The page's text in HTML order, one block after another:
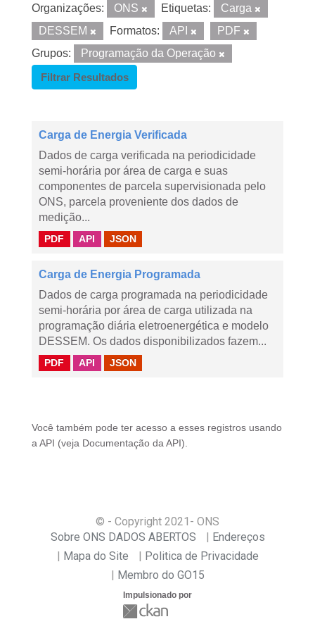
Organizações: ONS Etiquetas:
Carga
DESSEM
Formatos: API
PDF
Grupos:
Programação da Operação
Filtrar Resultados
Carga de Energia Verificada
Dados de carga verificada na periodicidade
semi-horária por área de carga e suas
componentes de parcela supervisionada pelo
ONS, parcela proveniente dos dados de
medição...
PDF API JSON
Carga de Energia Programada
Dados de carga programada na periodicidade
semi-horária por área de carga utilizada na
programação diária eletroenergética e modelo
DESSEM. Os dados disponibilizados fazem...
PDF API JSON
Você também pode ter acesso a esses registros usando
a API (veja Documentação da API ).
© - Copyright 2021 - ONS
Sobre ONS DADOS ABERTOS
Endereços
Mapa do Site
Politica de Privacidade
Membro do GO15
Impulsionado por